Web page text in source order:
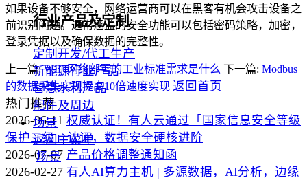
行业产品及定制
定制开发/代工生产
新能源行业产品
智慧水利产品
配件及周边
场景
返回主菜单
场景
如果设备不够安全，网络运营商可以在黑客有机会攻击设备之
前识别问题。通常涵盖的安全功能可以包括密码策略，加密，
登录凭据以及确保数据的完整性。
上一篇: WIFI网络部署的工业标准需求是什么 下一篇: Modbus
的数据采集实现提高10倍速度实现 返回首页
热门推荐
2026-06-11 权威认证！有人云通过「国家信息安全等级
保护三级」认证，数据安全硬核进阶
2026-07-07 产品价格调整通知函
2026-02-27 有人AI算力主机 | 多源数据，AI分析，边缘